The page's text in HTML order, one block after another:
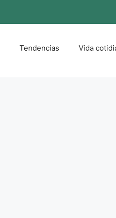
Tendencias Vida